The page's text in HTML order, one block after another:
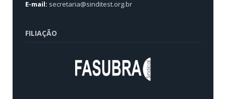
E-mail: secretaria@sinditest.org.br
FILIAÇÃO